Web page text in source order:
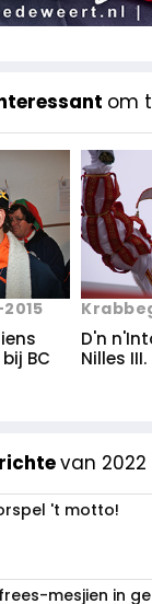
om
BC
D'n
Nilles III.
van 2022
't motto!
mesjien in